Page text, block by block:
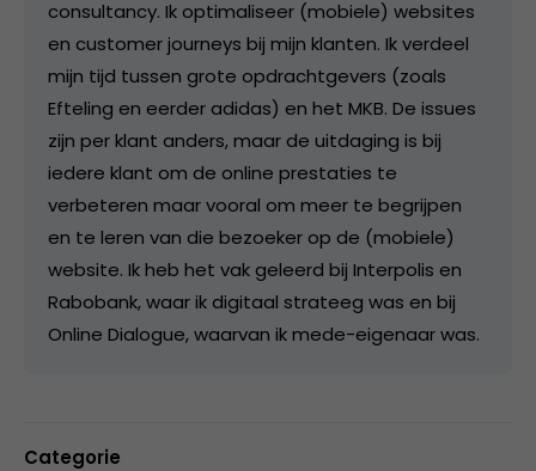
consultancy. Ik optimaliseer (mobiele) websites
en customer journeys bij mijn klanten. Ik verdeel
mijn tijd tussen grote opdrachtgevers (zoals
Efteling en eerder adidas) en het MKB. De issues
zijn per klant anders, maar de uitdaging is bij
iedere klant om de online prestaties te
verbeteren maar vooral om meer te begrijpen
en te leren van die bezoeker op de (mobiele)
website. Ik heb het vak geleerd bij Interpolis en
Rabobank, waar ik digitaal strateeg was en bij
Online Dialogue, waarvan ik mede-eigenaar was.
Categorie